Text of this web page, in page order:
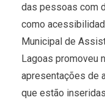
das pessoas com
como
Municipal de
Lagoas promoveu
apresentações de
que estão